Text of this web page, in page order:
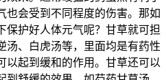
也会受到不同程度的伤害。那如
保护好人体元气呢？甘草就可担
汤、白虎汤等，里面均是有药性
以起到缓和的作用。甘草还可以